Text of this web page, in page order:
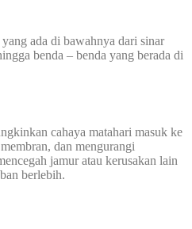
ada di bawahnya dari sinar
benda – benda yang berada di
cahaya matahari masuk ke
dan mengurangi
jamur atau kerusakan lain
berlebih.